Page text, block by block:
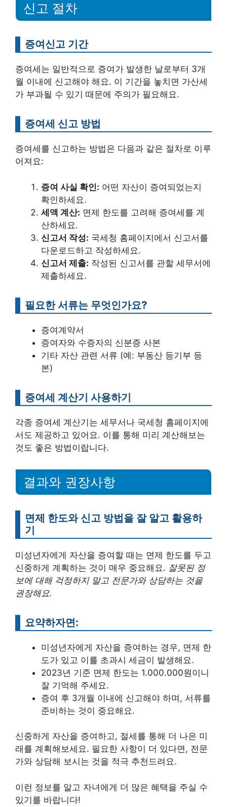
신고 절차
증여신고 기간
증여세는 일반적으로 증여가 발생한 날로부터 3개
월 이내에 신고해야 해요. 이 기간을 놓치면 가산세
가 부과될 수 있기 때문에 주의가 필요해요.
증여세 신고 방법
증여세를 신고하는 방법은 다음과 같은 절차로 이루
어져요:
증여 사실 확인: 어떤 자산이 증여되었는지
확인하세요.
세액 계산: 면제 한도를 고려해 증여세를 계
산하세요.
신고서 작성: 국세청 홈페이지에서 신고서를
다운로드하고 작성하세요.
신고서 제출: 작성된 신고서를 관할 세무서에
제출하세요.
필요한 서류는 무엇인가요?
증여계약서
증여자와 수증자의 신분증 사본
기타 자산 관련 서류 (예: 부동산 등기부 등
본)
증여세 계산기 사용하기
각종 증여세 계산기는 세무서나 국세청 홈페이지에
서도 제공하고 있어요. 이를 통해 미리 계산해보는
것도 좋은 방법이랍니다.
결과와 권장사항
면제 한도와 신고 방법을 잘 알고 활용하
기
미성년자에게 자산을 증여할 때는 면제 한도를 두고
신중하게 계획하는 것이 매우 중요해요. 잘못된 정
보에 대해 걱정하지 말고 전문가와 상담하는 것을
권장해요.
요약하자면:
미성년자에게 자산을 증여하는 경우, 면제 한
도가 있고 이를 초과시 세금이 발생해요.
2023년 기준 면제 한도는 1.000.000원이니
잘 기억해 주세요.
증여 후 3개월 이내에 신고해야 하며, 서류를
준비하는 것이 중요해요.
신중하게 자산을 증여하고, 절세를 통해 더 나은 미
래를 계획해보세요. 필요한 사항이 더 있다면, 전문
가와 상담해 보시는 것을 적극 추천드려요.
이런 정보를 알고 자녀에게 더 많은 혜택을 주실 수
있기를 바랍니다!